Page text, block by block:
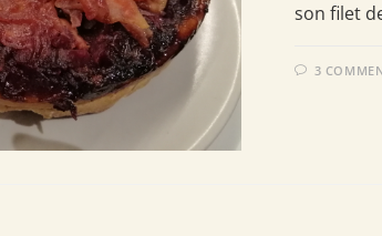
son filet
3